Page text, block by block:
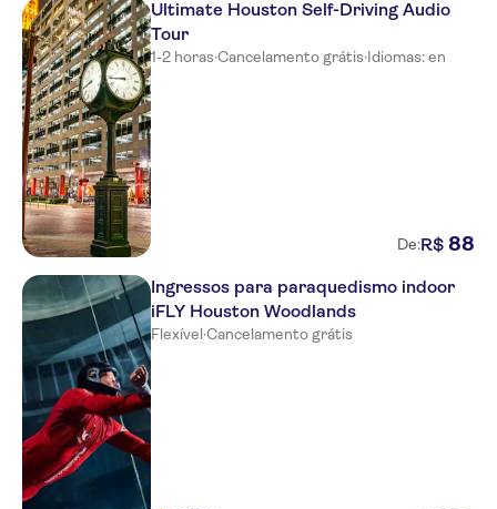
Ultimate Houston Self-Driving Audio
Tour
1-2 horas·Cancelamento grátis·Idiomas: en
De:R$ 88
Ingressos para paraquedismo indoor
iFLY Houston Woodlands
Flexível·Cancelamento grátis